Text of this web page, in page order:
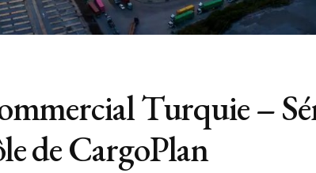
Turquie –
de CargoPlan